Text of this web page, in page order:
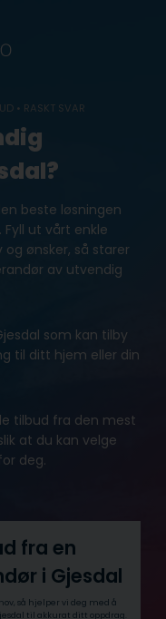
• RASKT SVAR
beste løsningen
Fyll ut vårt enkle
ønsker, så starer
av utvendig
som kan tilby
til ditt hjem eller din
tilbud fra den mest
at du kan velge
deg.
fra en
i Gjesdal
så hjelper vi deg med å
til akkurat ditt oppdrag.